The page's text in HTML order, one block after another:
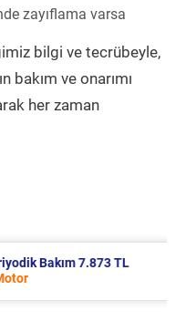
zayıflama varsa
bilgi ve tecrübeyle,
bakım ve onarımı
her zaman
7.873 TL